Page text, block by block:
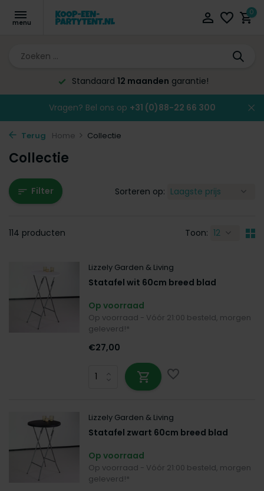
0
Altijd de laagsteprijsgarantie!
Vragen? Bel ons op +31 (0)88-22 66 300
Terug Home Collectie
Collectie
Filter
114 producten Toon:
Sorteren op:
Lizzely Garden & Living
Statafel wit 60cm breed blad
Op voorraad
Op voorraad - Vóór 21:00 besteld, morgen
geleverd!*
€27,00
Lizzely Garden & Living
Statafel zwart 60cm breed blad
Op voorraad
Op voorraad - Vóór 21:00 besteld, morgen
geleverd!*